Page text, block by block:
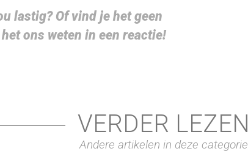
lastig? Of vind je het geen
ons weten in een reactie!
VERDER LEZEN
Andere artikelen in deze categorie